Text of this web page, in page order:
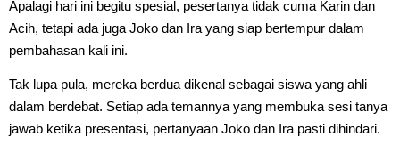
Apalagi hari ini begitu spesial, pesertanya tidak cuma Karin dan
Acih, tetapi ada juga Joko dan Ira yang siap bertempur dalam
pembahasan kali ini.
Tak lupa pula, mereka berdua dikenal sebagai siswa yang ahli
dalam berdebat. Setiap ada temannya yang membuka sesi tanya
jawab ketika presentasi, pertanyaan Joko dan Ira pasti dihindari.